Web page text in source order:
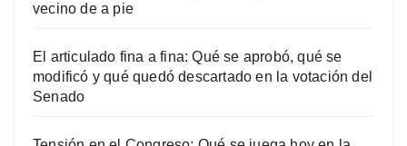
vecino de a pie
El articulado fina a fina: Qué se aprobó, qué se
modificó y qué quedó descartado en la votación del
Senado